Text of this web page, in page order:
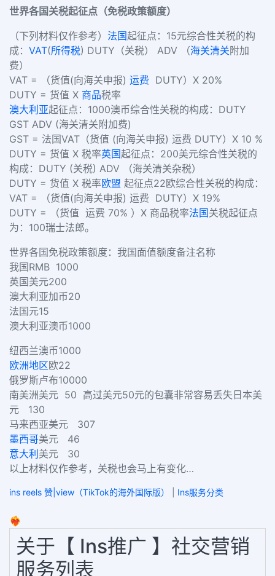
世界各国关税起征点（免税政策额度）
（下列材料仅作参考） 法国起征点： 15元综合性关税的构
成： VAT(所得税) DUTY （关税） ADV （海关清关附加
费）
VAT =
（货值(向海关申报) 运费 DUTY） X 20%
DUTY = 货值 X 商品税率
澳大利亚起征点： 1000澳币综合性关税的构成： DUTY
GST ADV (海关清关附加费)
GST = 法国VAT （货值 (向海关申报) 运费 DUTY） X 10 %
DUTY = 货值 X 税率英国起征点： 200美元综合性关税的
构成： DUTY (关税) ADV
（海关清关杂税）
DUTY = 货值 X 税率欧盟 起征点22欧综合性关税的构成：
VAT =
（货值(向海关申报) 运费 DUTY） X 19%
DUTY =
（货值 运费 70% ） X 商品税率法国关税起征点
为： 100瑞士法郎。
世界各国免税政策额度： 我国面值额度备注名称
我国RMB 1000
英国美元200
澳大利亚加币20
法国元15
澳大利亚澳币1000
纽西兰澳币1000
欧洲地区欧22
俄罗斯卢布10000
南美洲美元 50 高过美元50元的包囊非常容易丢失 日本美
元 130
马来西亚美元 307
墨西哥美元 46
意大利 美元 30
以上材料仅作参考，关税也会马上有变化…
ins reels 赞|view（TikTok的海外国际版） Ins服务分类
❤️‍🔥
关于【 Ins推广 】社交营销
服务列表